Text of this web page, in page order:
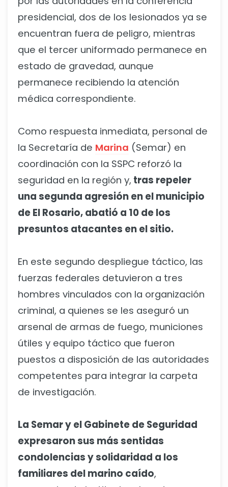
presidencial, dos de los lesionados ya se
encuentran fuera de peligro, mientras
que el tercer uniformado permanece en
estado de gravedad, aunque
permanece recibiendo la atención
médica correspondiente.
Como respuesta inmediata, personal de
la Secretaría de Marina (Semar) en
coordinación con la SSPC reforzó la
seguridad en la región y, tras repeler
una segunda agresión en el municipio
de El Rosario, abatió a 10 de los
presuntos atacantes en el sitio.
En este segundo despliegue táctico, las
fuerzas federales detuvieron a tres
hombres vinculados con la organización
criminal, a quienes se les aseguró un
arsenal de armas de fuego, municiones
útiles y equipo táctico que fueron
puestos a disposición de las autoridades
competentes para integrar la carpeta
de investigación.
La Semar y el Gabinete de Seguridad
expresaron sus más sentidas
condolencias y solidaridad a los
familiares del marino caído,